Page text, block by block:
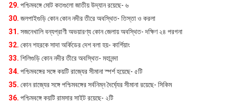
29. পশ্চিমবঙ্গে মোট কতগুলো জাতীয় উদ্যান রয়েছে- ৬
30. জলপাইগুড়ি কোন কোন নদীর তীরে অবস্থিত- তিস্তা ও করলা
31. সজনেখালি বন্যপ্রাণী অভয়ারণ্য কোন জেলায় অবস্থিত- দক্ষিণ ২৪ পরগনা
32. কোন শহরকে সাদা অর্কিডের দেশ বলা হয়- কার্শিয়াং
33. শিলিগুড়ি কোন নদীর তীরে অবস্থিত- মহানন্দা
34. পশ্চিমবঙ্গের সঙ্গে কয়টি রাজ্যের সীমানা স্পর্শ হয়েছে- ৫টি
35. কোন রাজ্যের সঙ্গে পশ্চিমবঙ্গের সর্বনিম্ন দৈর্ঘ্যের সীমানা রয়েছে- সিকিম
36. পশ্চিমবঙ্গে কয়টি রামসার সাইট রয়েছে- ২টি